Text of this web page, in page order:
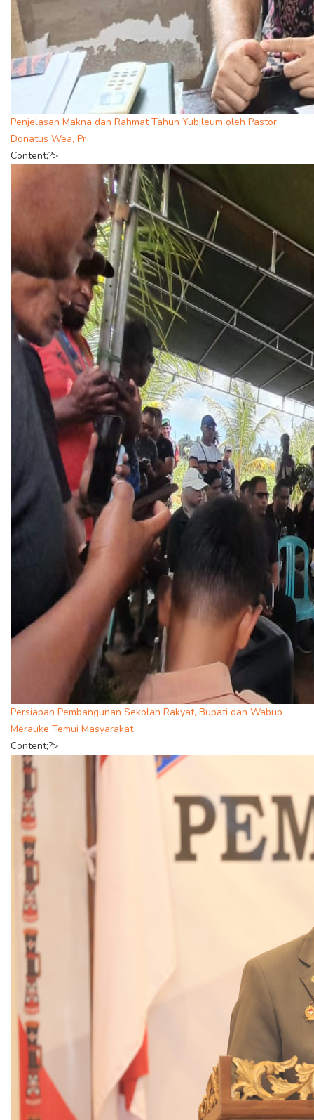
Penjelasan Makna dan Rahmat Tahun Yubileum oleh Pastor
Donatus Wea, Pr
Content;?>
Persiapan Pembangunan Sekolah Rakyat, Bupati dan Wabup
Merauke Temui Masyarakat
Content;?>